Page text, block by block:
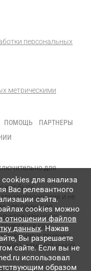
персональных
метрическими
ПОМОЩЬ
ПАРТНЕРЫ
для
быть
и не
для принятия
или услуг.
как
и лечению
заменой очной
для анализа
Вас релевантного
сайта.
cookies можно
отношении файлов
данных. Нажав
Вы разрешаете
сайте. Если вы не
использовал
образом